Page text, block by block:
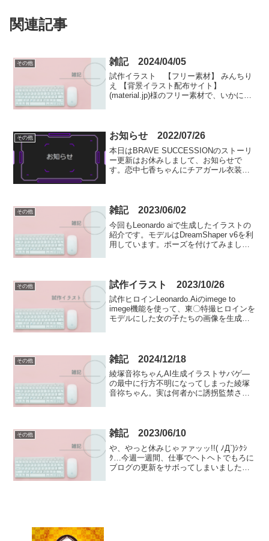
関連記事
その他 雑記 2024/04/05
試作イラスト 【フリー素材】 みんちり
え 【背景イラスト配布サイト】
(material.jp)様のフリー素材で、いかにも
のフリー...
その他 お知らせ 2022/07/26
本日はBRAVE SUCCESSIONのストーリ
ー更新はお休みしまして、お知らせで
す。恋中七香ちゃんにチアガール衣装の
いしております...
その他 雑記 2023/06/02
今回もLeonardo aiで生成したイラストの
紹介です。モデルはDreamShaper v6を利
用しています。ポーズを付けてみまし
が...
その他 試作イラスト 2023/10/26
試作ヒロインLeonardo.Aiのimege to
imege機能を使って、東〇特撮ヒロインを
モデルにした女の子たちの画像を生成し
し...
その他 雑記 2024/12/18
綾塚音祢ちゃんAI生成イラストサバゲ―
の最中に行方不明になってしまった綾塚
音祢ちゃん。実は何者かに誘拐監禁され
その他 雑記 2023/06/10
や、やっと休みじゃァァッッ!!( ﾉД`)ｼｸｼ
ｸ…今週一週間、仕事でヘトヘトでもろに
ブログの更新をサボってしまいました💦